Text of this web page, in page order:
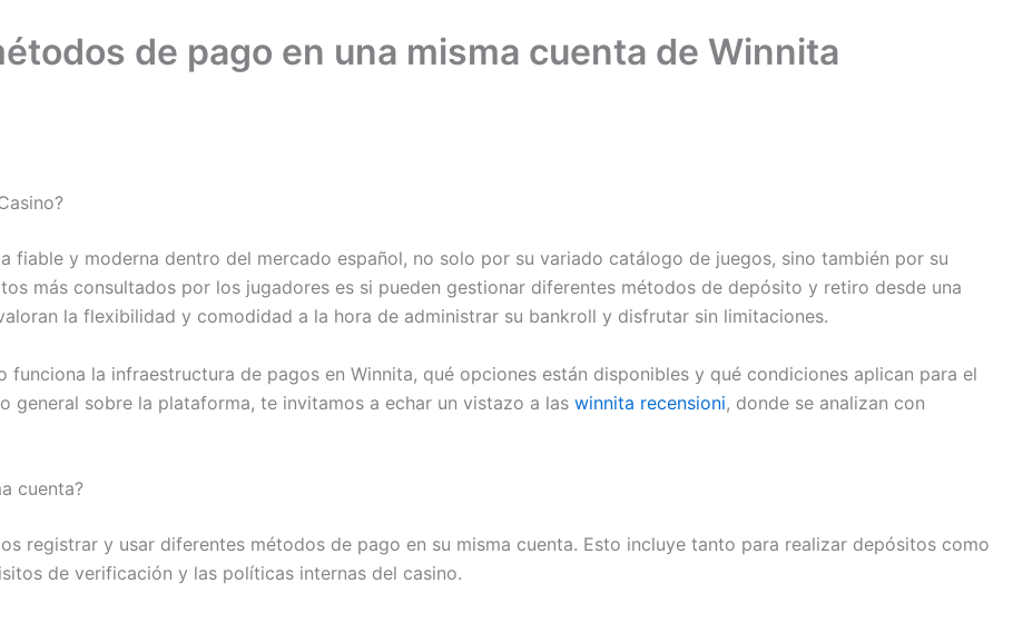
de pago en una misma cuenta de Winnita
fiable y moderna dentro del mercado español, no solo por su variado catálogo de juegos, sino también por su
más consultados por los jugadores es si pueden gestionar diferentes métodos de depósito y retiro desde una
la flexibilidad y comodidad a la hora de administrar su bankroll y disfrutar sin limitaciones.
la infraestructura de pagos en Winnita, qué opciones están disponibles y qué condiciones aplican para el
general sobre la plataforma, te invitamos a echar un vistazo a las winnita recensioni, donde se analizan con
cuenta?
registrar y usar diferentes métodos de pago en su misma cuenta. Esto incluye tanto para realizar depósitos como
de verificación y las políticas internas del casino.